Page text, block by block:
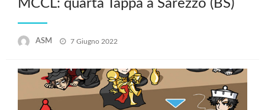
MCCL: quarta Tappa a Sarezzo (BS)
ASM
Posted
7 Giugno 2022